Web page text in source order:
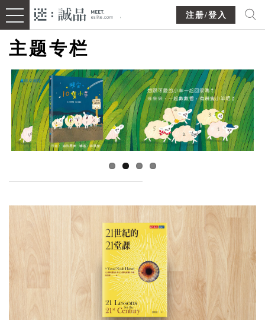
注册/登入
主题专栏